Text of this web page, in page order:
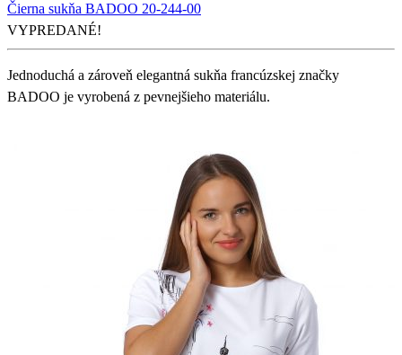
Čierna sukňa BADOO 20-244-00
VYPREDANÉ!
Jednoduchá a zároveň elegantná sukňa francúzskej značky
BADOO je vyrobená z pevnejšieho materiálu.